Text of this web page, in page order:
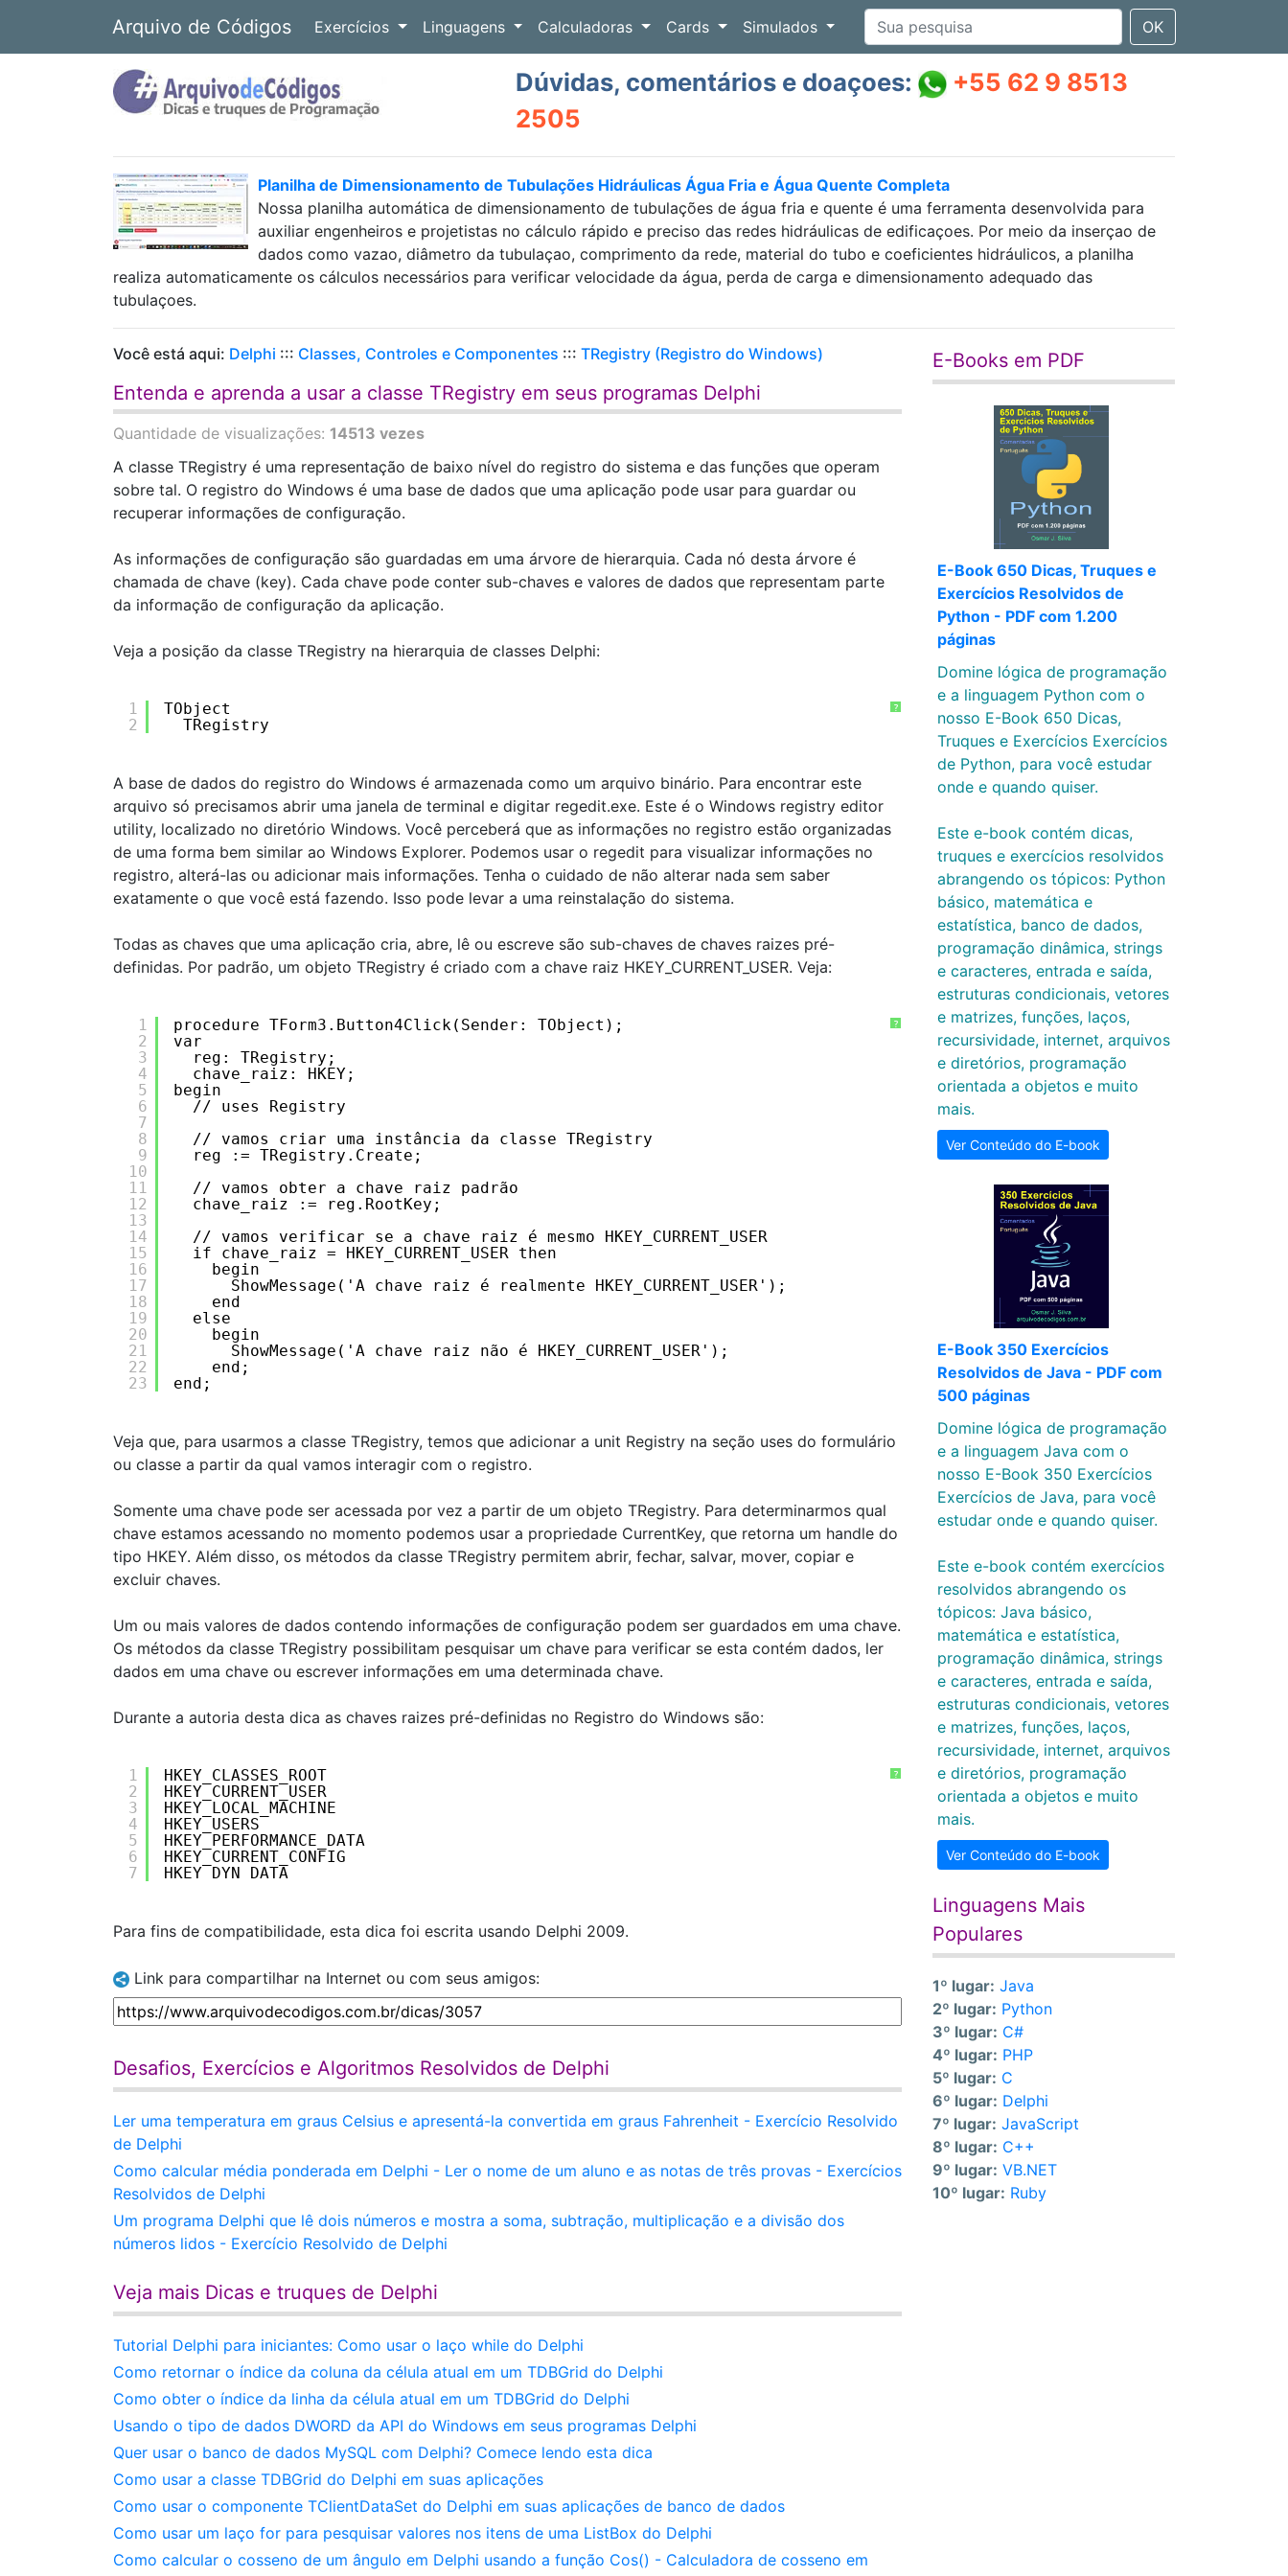
Arquivo de Códigos Exercícios Linguagens Calculadoras Cards Simulados OK
Dúvidas, comentários e doaçoes:
+55 62 9 8513
2505
Planilha de Dimensionamento de Tubulações Hidráulicas Água Fria e Água Quente Completa
Nossa planilha automática de dimensionamento de tubulações de água fria e quente é uma ferramenta desenvolvida para
auxiliar engenheiros e projetistas no cálculo rápido e preciso das redes hidráulicas de edificaçoes. Por meio da inserçao de
dados como vazao, diâmetro da tubulaçao, comprimento da rede, material do tubo e coeficientes hidráulicos, a planilha
realiza automaticamente os cálculos necessários para verificar velocidade da água, perda de carga e dimensionamento adequado das
tubulaçoes.
Você está aqui: Delphi ::: Classes, Controles e Componentes ::: TRegistry (Registro do Windows)
Entenda e aprenda a usar a classe TRegistry em seus programas Delphi
Quantidade de visualizações: 14513 vezes
A classe TRegistry é uma representação de baixo nível do registro do sistema e das funções que operam
sobre tal. O registro do Windows é uma base de dados que uma aplicação pode usar para guardar ou
recuperar informações de configuração.
As informações de configuração são guardadas em uma árvore de hierarquia. Cada nó desta árvore é
chamada de chave (key). Cada chave pode conter sub-chaves e valores de dados que representam parte
da informação de configuração da aplicação.
Veja a posição da classe TRegistry na hierarquia de classes Delphi:
?
1
2
TObject
TRegistry
A base de dados do registro do Windows é armazenada como um arquivo binário. Para encontrar este
arquivo só precisamos abrir uma janela de terminal e digitar regedit.exe. Este é o Windows registry editor
utility, localizado no diretório Windows. Você perceberá que as informações no registro estão organizadas
de uma forma bem similar ao Windows Explorer. Podemos usar o regedit para visualizar informações no
registro, alterá-las ou adicionar mais informações. Tenha o cuidado de não alterar nada sem saber
exatamente o que você está fazendo. Isso pode levar a uma reinstalação do sistema.
Todas as chaves que uma aplicação cria, abre, lê ou escreve são sub-chaves de chaves raizes pré-
definidas. Por padrão, um objeto TRegistry é criado com a chave raiz HKEY_CURRENT_USER. Veja:
?
1
2
3
4
5
6
7
8
9
10
11
12
13
14
15
16
17
18
19
20
21
22
23
procedure TForm3.Button4Click(Sender: TObject);
var
reg: TRegistry;
chave_raiz: HKEY;
begin
// uses Registry
// vamos criar uma instância da classe TRegistry
reg := TRegistry.Create;
// vamos obter a chave raiz padrão
chave_raiz := reg.RootKey;
// vamos verificar se a chave raiz é mesmo HKEY_CURRENT_USER
if chave_raiz = HKEY_CURRENT_USER then
begin
ShowMessage('A chave raiz é realmente HKEY_CURRENT_USER');
end
else
begin
ShowMessage('A chave raiz não é HKEY_CURRENT_USER');
end;
end;
Veja que, para usarmos a classe TRegistry, temos que adicionar a unit Registry na seção uses do formulário
ou classe a partir da qual vamos interagir com o registro.
Somente uma chave pode ser acessada por vez a partir de um objeto TRegistry. Para determinarmos qual
chave estamos acessando no momento podemos usar a propriedade CurrentKey, que retorna um handle do
tipo HKEY. Além disso, os métodos da classe TRegistry permitem abrir, fechar, salvar, mover, copiar e
excluir chaves.
Um ou mais valores de dados contendo informações de configuração podem ser guardados em uma chave.
Os métodos da classe TRegistry possibilitam pesquisar um chave para verificar se esta contém dados, ler
dados em uma chave ou escrever informações em uma determinada chave.
Durante a autoria desta dica as chaves raizes pré-definidas no Registro do Windows são:
?
1
2
3
4
5
6
7
HKEY_CLASSES_ROOT
HKEY_CURRENT_USER
HKEY_LOCAL_MACHINE
HKEY_USERS
HKEY_PERFORMANCE_DATA
HKEY_CURRENT_CONFIG
HKEY_DYN_DATA
Para fins de compatibilidade, esta dica foi escrita usando Delphi 2009.
Link para compartilhar na Internet ou com seus amigos:
Desafios, Exercícios e Algoritmos Resolvidos de Delphi
Ler uma temperatura em graus Celsius e apresentá-la convertida em graus Fahrenheit - Exercício Resolvido
de Delphi
Como calcular média ponderada em Delphi - Ler o nome de um aluno e as notas de três provas - Exercícios
Resolvidos de Delphi
Um programa Delphi que lê dois números e mostra a soma, subtração, multiplicação e a divisão dos
números lidos - Exercício Resolvido de Delphi
Veja mais Dicas e truques de Delphi
Tutorial Delphi para iniciantes: Como usar o laço while do Delphi
Como retornar o índice da coluna da célula atual em um TDBGrid do Delphi
Como obter o índice da linha da célula atual em um TDBGrid do Delphi
Usando o tipo de dados DWORD da API do Windows em seus programas Delphi
Quer usar o banco de dados MySQL com Delphi? Comece lendo esta dica
Como usar a classe TDBGrid do Delphi em suas aplicações
Como usar o componente TClientDataSet do Delphi em suas aplicações de banco de dados
Como usar um laço for para pesquisar valores nos itens de uma ListBox do Delphi
Como calcular o cosseno de um ângulo em Delphi usando a função Cos() - Calculadora de cosseno em
E-Books em PDF
E-Book 650 Dicas, Truques e
Exercícios Resolvidos de
Python - PDF com 1.200
páginas
Domine lógica de programação
e a linguagem Python com o
nosso E-Book 650 Dicas,
Truques e Exercícios Exercícios
de Python, para você estudar
onde e quando quiser.
Este e-book contém dicas,
truques e exercícios resolvidos
abrangendo os tópicos: Python
básico, matemática e
estatística, banco de dados,
programação dinâmica, strings
e caracteres, entrada e saída,
estruturas condicionais, vetores
e matrizes, funções, laços,
recursividade, internet, arquivos
e diretórios, programação
orientada a objetos e muito
mais.
Ver Conteúdo do E-book
E-Book 350 Exercícios
Resolvidos de Java - PDF com
500 páginas
Domine lógica de programação
e a linguagem Java com o
nosso E-Book 350 Exercícios
Exercícios de Java, para você
estudar onde e quando quiser.
Este e-book contém exercícios
resolvidos abrangendo os
tópicos: Java básico,
matemática e estatística,
programação dinâmica, strings
e caracteres, entrada e saída,
estruturas condicionais, vetores
e matrizes, funções, laços,
recursividade, internet, arquivos
e diretórios, programação
orientada a objetos e muito
mais.
Ver Conteúdo do E-book
Linguagens Mais
Populares
1º lugar: Java
2º lugar: Python
3º lugar: C#
4º lugar: PHP
5º lugar: C
6º lugar: Delphi
7º lugar: JavaScript
8º lugar: C++
9º lugar: VB.NET
10º lugar: Ruby